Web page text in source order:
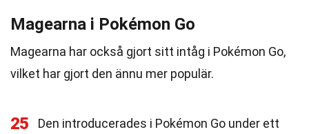
Magearna i Pokémon Go
Magearna har också gjort sitt intåg i Pokémon Go,
vilket har gjort den ännu mer populär.
25
Den introducerades i Pokémon Go under ett